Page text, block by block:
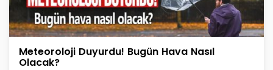
Meteoroloji Duyurdu! Bugün Hava Nasıl
Olacak?